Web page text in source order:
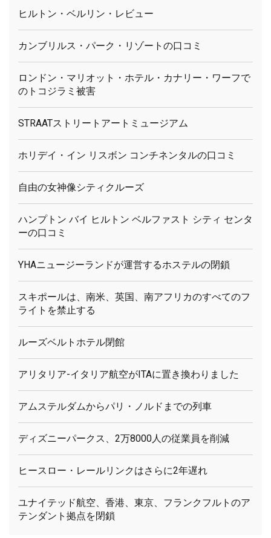
ヒルトン・ベルリン・レビュー
カンブリルス・パーク・リゾートの口コミ
ロンドン・マリオット・ホテル・カナリー・ワーフで
のトコジラミ被害
STRAATストリートアートミュージアム
ホリデイ・イン リスボン コンチネンタルの口コミ
自由の女神像シティクルーズ
ハンプトン バイ ヒルトン ベルファスト シティ センタ
ーの口コミ
YHAニュージーランドが運営するホステルの閉鎖
スキポールは、南米、英国、南アフリカのすべてのフ
ライトを禁止する
ルーズベルトホテル閉館
アリタリア-イタリア航空がITAに置き換わりました
アムステルダムからパリ・ノルドまでの列車
ディズニーパークス、2万8000人の従業員を削減
ヒースロー・レールリンクはさらに2年遅れ
ユナイテッド航空、香港、東京、フランクフルトのア
テンダント拠点を閉鎖